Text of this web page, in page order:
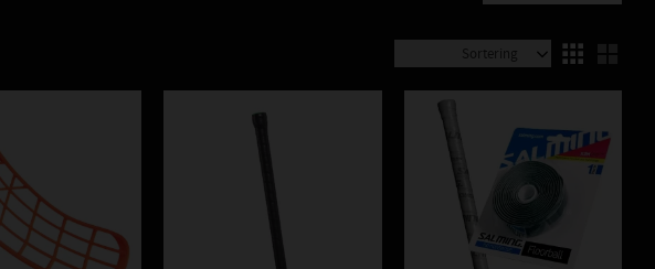
tryggt online hos ASSIST!